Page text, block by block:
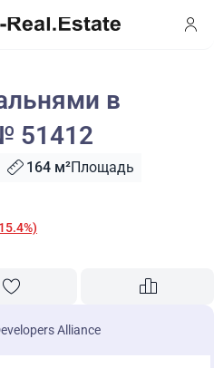
в
51412
164 м²Площадь
Alliance